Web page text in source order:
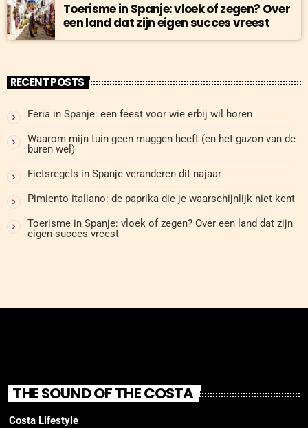
Toerisme in Spanje: vloek of zegen? Over
een land dat zijn eigen succes vreest
RECENT POSTS
Feria in Spanje: een feest voor wie erbij wil horen
Waarom mijn tuin geen muggen heeft (en het gazon van de
buren wel)
Fietsregels in Spanje veranderen dit najaar
Pimiento italiano: de paprika die je waarschijnlijk niet kent
Toerisme in Spanje: vloek of zegen? Over een land dat zijn
eigen succes vreest
THE SOUND OF THE COSTA
Costa Lifestyle